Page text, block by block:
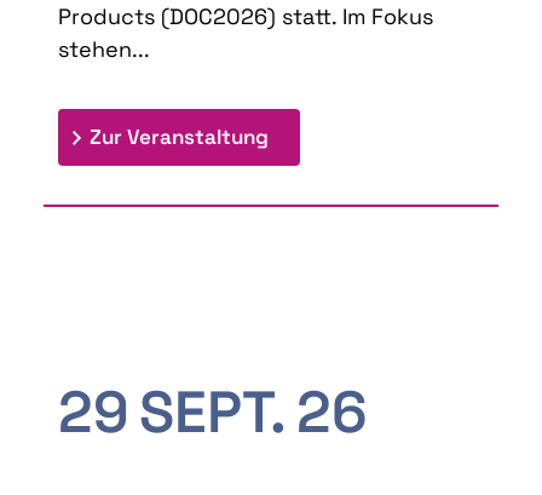
Products (DOC2026) statt. Im Fokus
stehen...
Zur Veranstaltung
29SEPT. 26